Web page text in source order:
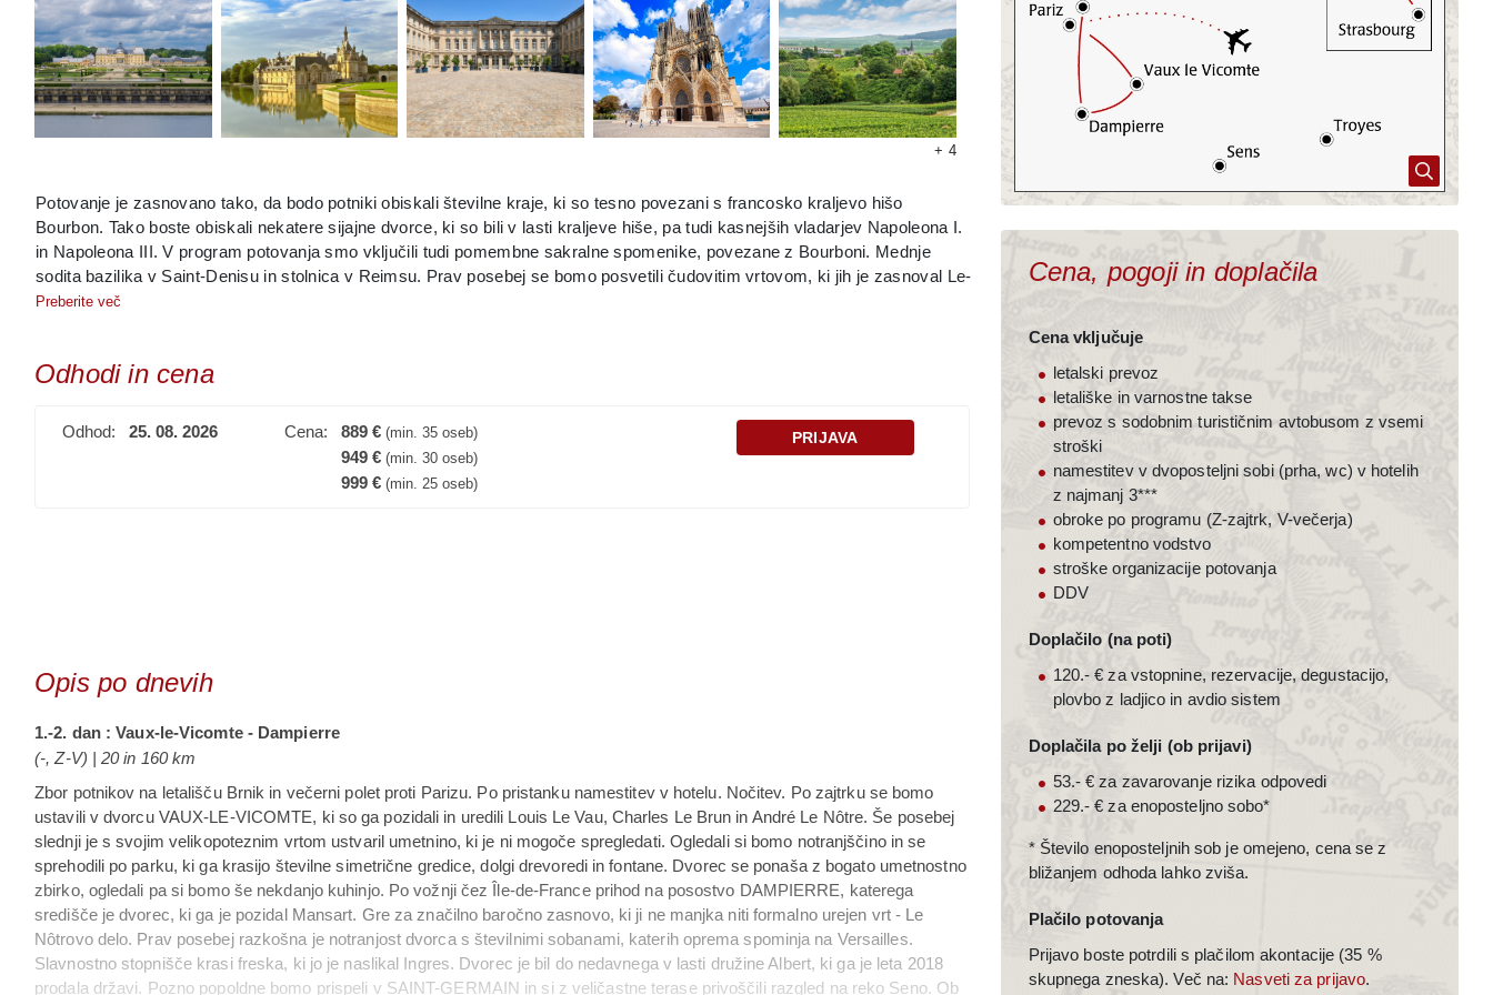
+ 4
Potovanje je zasnovano tako, da bodo potniki obiskali številne kraje, ki so tesno povezani s francosko kraljevo hišo
Bourbon. Tako boste obiskali nekatere sijajne dvorce, ki so bili v lasti kraljeve hiše, pa tudi kasnejših vladarjev Napoleona I.
in Napoleona III. V program potovanja smo vključili tudi pomembne sakralne spomenike, povezane z Bourboni. Mednje
sodita bazilika v Saint-Denisu in stolnica v Reimsu. Prav posebej se bomo posvetili čudovitim vrtovom, ki jih je zasnoval Le-
Notre. Mednje poleg parkov Dampierre, Saint-Germain in Chantilly sodi tudi Vaux-le-Vincomte, ki je prvi primer
Preberite več
Odhodi in cena
Odhod: 25. 08. 2026 Cena: 889 € (min. 35 oseb)
949 € (min. 30 oseb)
999 € (min. 25 oseb)
PRIJAVA
Opis po dnevih
1.-2. dan : Vaux-le-Vicomte - Dampierre
(-, Z-V) | 20 in 160 km
Zbor potnikov na letališču Brnik in večerni polet proti Parizu. Po pristanku namestitev v hotelu. Nočitev. Po zajtrku se bomo
ustavili v dvorcu VAUX-LE-VICOMTE, ki so ga pozidali in uredili Louis Le Vau, Charles Le Brun in André Le Nôtre. Še posebej
slednji je s svojim velikopoteznim vrtom ustvaril umetnino, ki je ni mogoče spregledati. Ogledali si bomo notranjščino in se
sprehodili po parku, ki ga krasijo številne simetrične gredice, dolgi drevoredi in fontane. Dvorec se ponaša z bogato umetnostno
zbirko, ogledali pa si bomo še nekdanjo kuhinjo. Po vožnji čez Île-de-France prihod na posostvo DAMPIERRE, katerega
središče je dvorec, ki ga je pozidal Mansart. Gre za značilno baročno zasnovo, ki ji ne manjka niti formalno urejen vrt - Le
Nôtrovo delo. Prav posebej razkošna je notranjost dvorca s številnimi sobanami, katerih oprema spominja na Versailles.
Slavnostno stopnišče krasi freska, ki jo je naslikal Ingres. Dvorec je bil do nedavnega v lasti družine Albert, ki ga je leta 2018
prodala državi. Pozno popoldne bomo prispeli v SAINT-GERMAIN in si z veličastne terase privoščili razgled na reko Seno. Ob
Kopirano v odložišče!
Cena, pogoji in doplačila
Cena vključuje
letalski prevoz
letališke in varnostne takse
prevoz s sodobnim turističnim avtobusom z vsemi
stroški
namestitev v dvoposteljni sobi (prha, wc) v hotelih
z najmanj 3***
obroke po programu (Z-zajtrk, V-večerja)
kompetentno vodstvo
stroške organizacije potovanja
DDV
Doplačilo (na poti)
120.- € za vstopnine, rezervacije, degustacijo,
plovbo z ladjico in avdio sistem
Doplačila po želji (ob prijavi)
53.- € za zavarovanje rizika odpovedi
229.- € za enoposteljno sobo*
* Število enoposteljnih sob je omejeno, cena se z
bližanjem odhoda lahko zviša.
Plačilo potovanja
Prijavo boste potrdili s plačilom akontacije (35 %
skupnega zneska). Več na: Nasveti za prijavo.